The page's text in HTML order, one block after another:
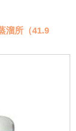
溜所（41.9